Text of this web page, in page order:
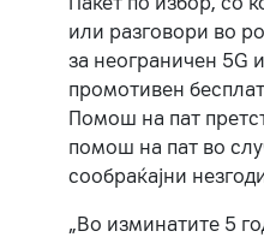
или разговори во
за неограничен 5G
промотивен
Помош на пат
помош на пат во
сообраќајни
„Во изминатите 5